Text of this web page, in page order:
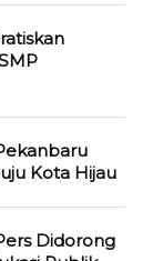
Kota Hijau
Didorong